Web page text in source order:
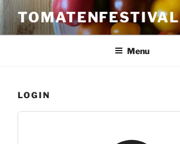
Skip
to
content
TOMATENFESTIVAL
Menu
LOGIN